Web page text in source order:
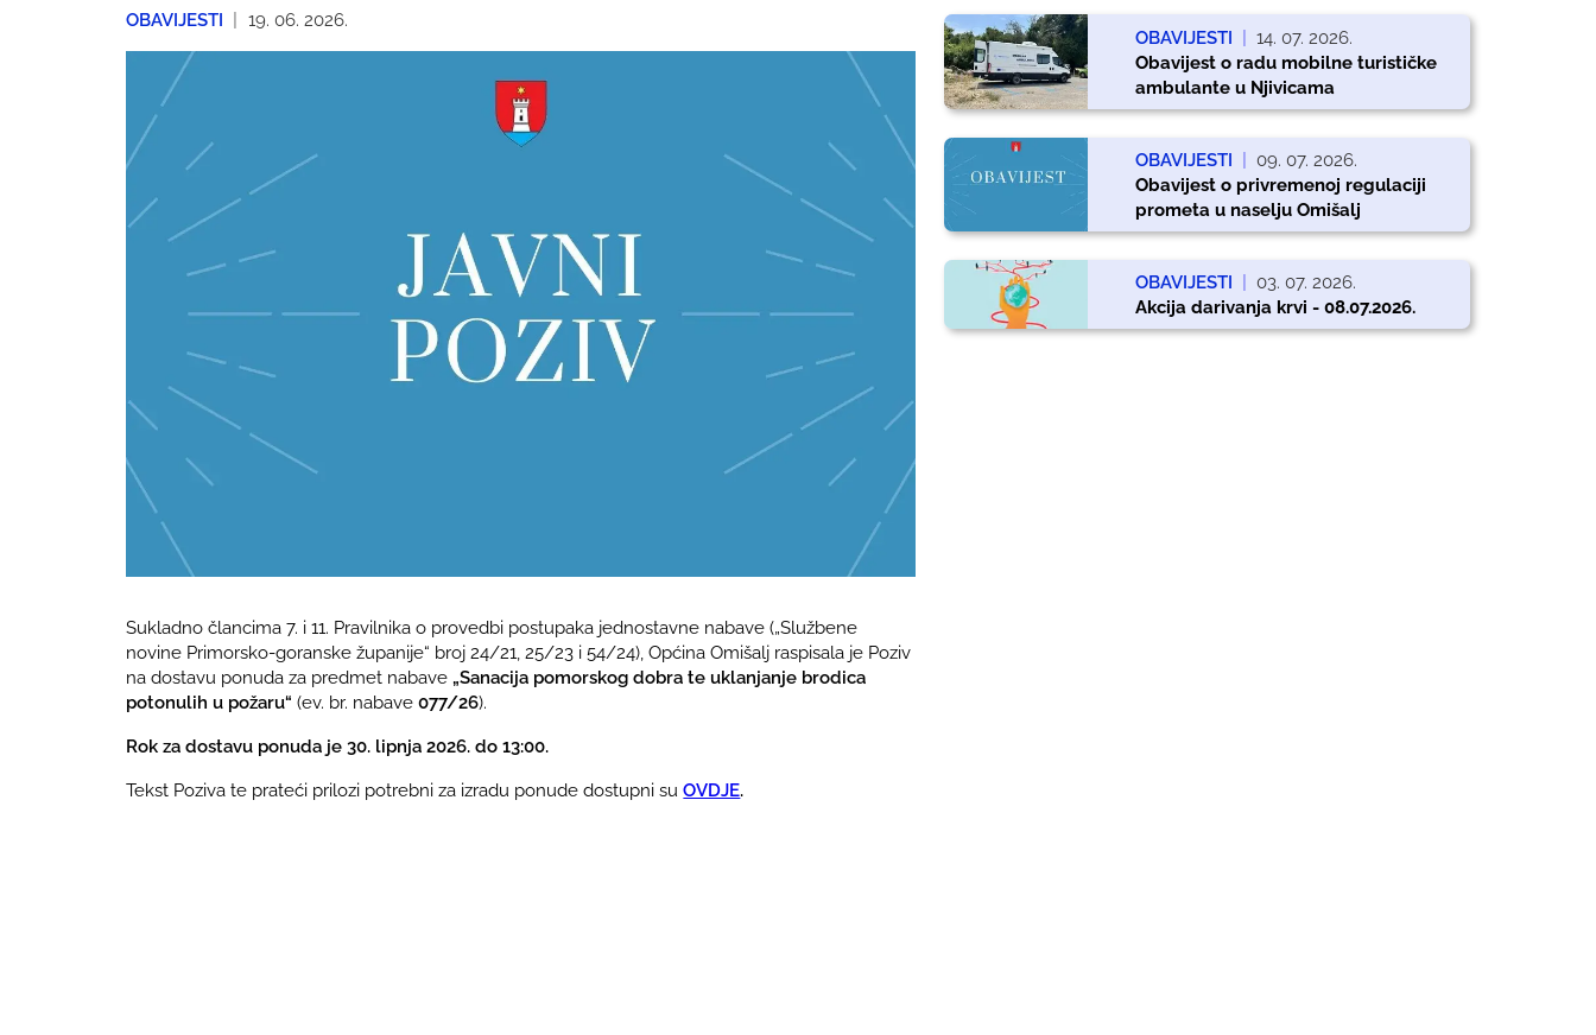
OBAVIJESTI 19. 06. 2026.
Sukladno člancima 7. i 11. Pravilnika o provedbi postupaka jednostavne nabave („Službene
novine Primorsko-goranske županije“ broj 24/21, 25/23 i 54/24), Općina Omišalj raspisala je Poziv
na dostavu ponuda za predmet nabave „Sanacija pomorskog dobra te uklanjanje brodica
potonulih u požaru“ (ev. br. nabave077/26).
Rok za dostavu ponuda je 30. lipnja 2026. do 13:00.
Tekst Poziva te prateći prilozi potrebni za izradu ponude dostupni suOVDJE.
OBAVIJESTI
14. 07. 2026.
Obavijest o radu mobilne turističke
ambulante u Njivicama
OBAVIJESTI
09. 07. 2026.
Obavijest o privremenoj regulaciji
prometa u naselju Omišalj
OBAVIJESTI
03. 07. 2026.
Akcija darivanja krvi - 08.07.2026.